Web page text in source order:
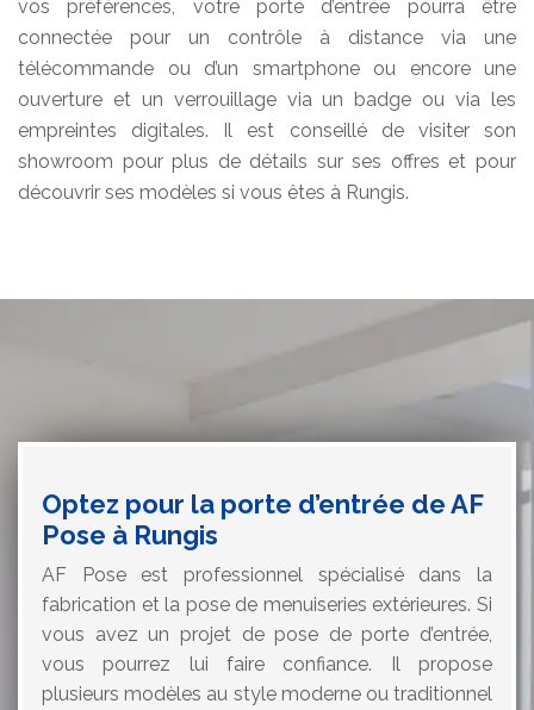
vos préférences, votre porte d’entrée pourra être
connectée pour un contrôle à distance via une
télécommande ou d’un smartphone ou encore une
ouverture et un verrouillage via un badge ou via les
empreintes digitales. Il est conseillé de visiter son
showroom pour plus de détails sur ses offres et pour
découvrir ses modèles si vous êtes à Rungis.
Optez pour la porte d’entrée de AF
Pose à Rungis
AF Pose est professionnel spécialisé dans la
fabrication et la pose de menuiseries extérieures. Si
vous avez un projet de pose de porte d’entrée,
vous pourrez lui faire confiance. Il propose
plusieurs modèles au style moderne ou traditionnel